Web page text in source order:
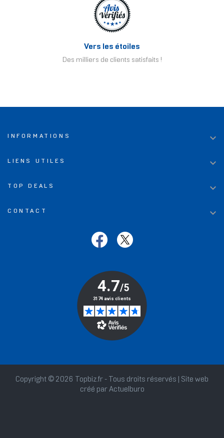
Vers les étoiles
Des milliers de clients satisfaits !
INFORMATIONS 
LIENS UTILES 
TOP DEALS 
CONTACT 
Copyright © 2026 Topbiz.fr - Tous droits réservés | Site web
créé par Actuelburo